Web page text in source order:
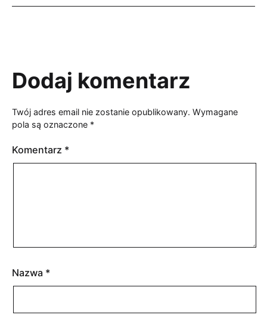
Dodaj komentarz
Twój adres email nie zostanie opublikowany. Wymagane
pola są oznaczone *
Komentarz *
Nazwa *